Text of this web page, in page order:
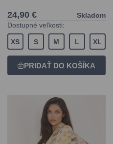
24,90 €
Skladom
Dostupné veľkosti:
XS S M L XL